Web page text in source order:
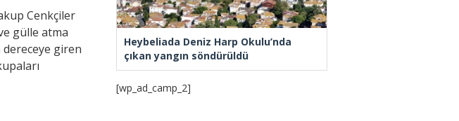
Cenkçiler
gülle atma
dereceye giren
Heybeliada Deniz Harp Okulu’nda
çıkan yangın söndürüldü
[wp_ad_camp_2]